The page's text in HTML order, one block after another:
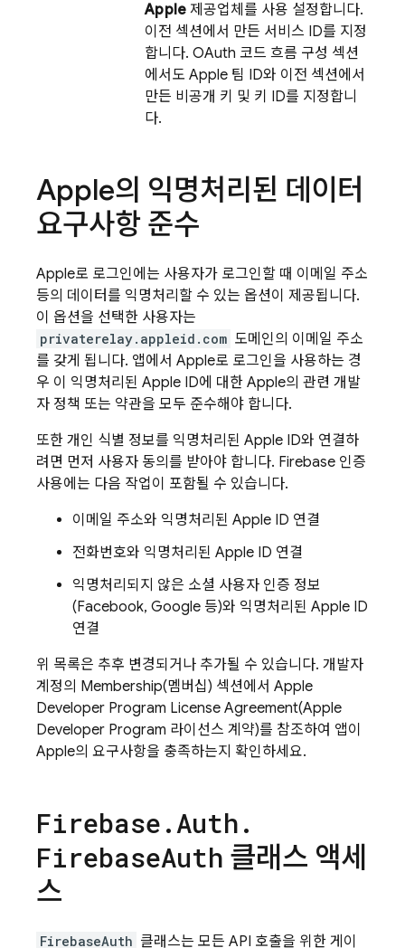
Apple 제공업체를 사용 설정합니다.
이전 섹션에서 만든 서비스 ID를 지정
합니다. OAuth 코드 흐름 구성 섹션
에서도 Apple 팀 ID와 이전 섹션에서
만든 비공개 키 및 키 ID를 지정합니
다.
Apple의 익명처리된 데이터
요구사항 준수
Apple로 로그인에는 사용자가 로그인할 때 이메일 주소
등의 데이터를 익명처리할 수 있는 옵션이 제공됩니다.
이 옵션을 선택한 사용자는
privaterelay.appleid.com 도메인의 이메일 주소
를 갖게 됩니다. 앱에서 Apple로 로그인을 사용하는 경
우 이 익명처리된 Apple ID에 대한 Apple의 관련 개발
자 정책 또는 약관을 모두 준수해야 합니다.
또한 개인 식별 정보를 익명처리된 Apple ID와 연결하
려면 먼저 사용자 동의를 받아야 합니다. Firebase 인증
사용에는 다음 작업이 포함될 수 있습니다.
이메일 주소와 익명처리된 Apple ID 연결
전화번호와 익명처리된 Apple ID 연결
익명처리되지 않은 소셜 사용자 인증 정보
(Facebook, Google 등)와 익명처리된 Apple ID
연결
위 목록은 추후 변경되거나 추가될 수 있습니다. 개발자
계정의 Membership(멤버십) 섹션에서 Apple
Developer Program License Agreement(Apple
Developer Program 라이선스 계약)를 참조하여 앱이
Apple의 요구사항을 충족하는지 확인하세요.
Firebase.Auth.
FirebaseAuth 클래스 액세
스
FirebaseAuth 클래스는 모든 API 호출을 위한 게이